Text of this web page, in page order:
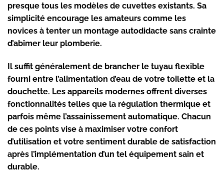
presque tous les modèles de cuvettes existants. Sa
simplicité encourage les amateurs comme les
novices à tenter un montage autodidacte sans crainte
d’abîmer leur plomberie.
Il suffit généralement de brancher le tuyau flexible
fourni entre l’alimentation d’eau de votre toilette et la
douchette. Les appareils modernes offrent diverses
fonctionnalités telles que la régulation thermique et
parfois même l’assainissement automatique. Chacun
de ces points vise à maximiser votre confort
d’utilisation et votre sentiment durable de satisfaction
après l’implémentation d’un tel équipement sain et
durable.